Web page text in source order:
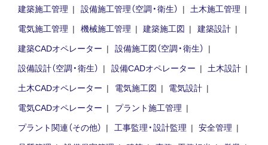
建築施工管理
設備施工管理（空調・衛生）
土木施工管理
電気施工管理
機械施工管理 建築施工図
建築設計
建築CADオペレーター
設備施工図（空調・衛生）
設備設計（空調・衛生）
設備CADオペレーター
土木設計
土木CADオペレーター
電気施工図
電気設計
電気CADオペレーター
プラント施工管理
プラント関連（その他）
工事監理・設計監理
安全管理